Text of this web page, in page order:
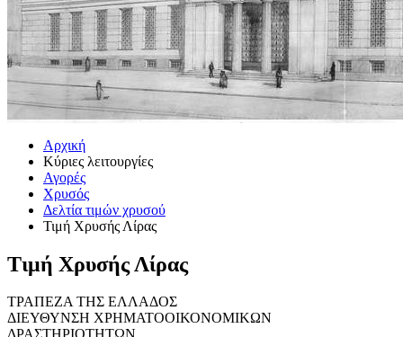
Αρχική
Κύριες λειτουργίες
Αγορές
Χρυσός
Δελτία τιμών χρυσού
Τιμή Χρυσής Λίρας
Τιμή Χρυσής Λίρας
ΤΡΑΠΕΖΑ ΤΗΣ ΕΛΛΑΔΟΣ
ΔΙΕΥΘΥΝΣΗ ΧΡΗΜΑΤΟΟΙΚΟΝΟΜΙΚΩΝ